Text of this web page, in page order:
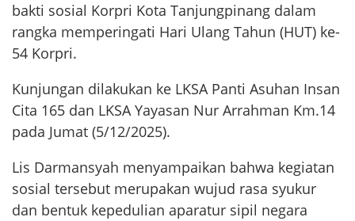
bakti sosial Korpri Kota Tanjungpinang dalam
rangka memperingati Hari Ulang Tahun (HUT) ke-
54 Korpri.
Kunjungan dilakukan ke LKSA Panti Asuhan Insan
Cita 165 dan LKSA Yayasan Nur Arrahman Km.14
pada Jumat (5/12/2025).
Lis Darmansyah menyampaikan bahwa kegiatan
sosial tersebut merupakan wujud rasa syukur
dan bentuk kepedulian aparatur sipil negara